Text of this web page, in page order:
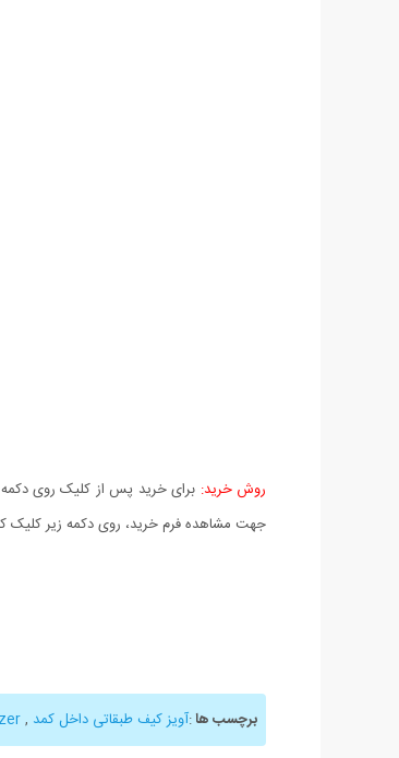
روش خرید: برای خرید پس از کلیک روی دکمه
جهت مشاهده فرم خرید، روی دکمه زیر کلیک
برچسب ها:آویز کیف طبقاتی داخل کمد ,